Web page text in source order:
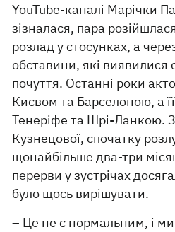
YouTube-каналі Марічки
зізналася, пара
розлад у стосунках, а
обставини, які виявилися
почуття. Останні роки
Києвом та Барселоною, а
Тенеріфе та Шрі-Ланкою.
Кузнецової, спочатку
щонайбільше два-три
перерви у зустрічах
було щось вирішувати.
– Це не є нормальним, і